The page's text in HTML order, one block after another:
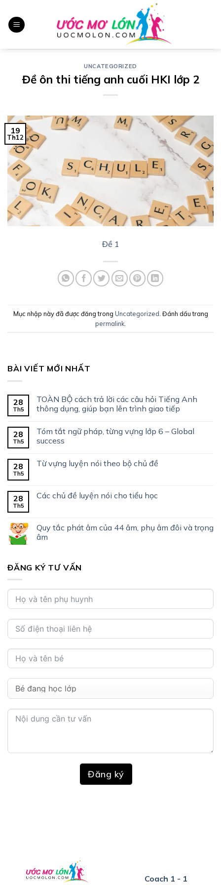
đến
nội
UNCATEGORIZED
Đề ôn thi tiếng anh cuối HKI lớp 2
19
Th12
Đề 1
Mục nhập này đã được đăng trong Uncategorized . Đánh dấu trang
permalink
BÀI VIẾT MỚI NHẤT
28
Th5
TOÀN BỘ cách trả lời các câu hỏi Tiếng Anh
thông dụng, giúp bạn lên trình giao tiếp
28
Th5
Tóm tắt ngữ pháp, từng vựng lớp 6 – Global
success
28
Th5
Từ vựng luyện nói theo bộ chủ đề
28
Th5
Các chủ đề luyện nói cho tiểu học
Quy tắc phát âm của 44 âm, phụ âm đôi và trọng
âm
ĐĂNG KÝ TƯ VẤN
Đăng ký
Coach 1 - 1